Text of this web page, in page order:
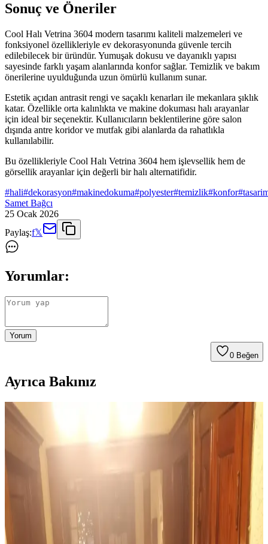
Sonuç ve Öneriler
Cool Halı Vetrina 3604 modern tasarımı kaliteli malzemeleri ve
fonksiyonel özellikleriyle ev dekorasyonunda güvenle tercih
edilebilecek bir üründür. Yumuşak dokusu ve dayanıklı yapısı
sayesinde farklı yaşam alanlarında konfor sağlar. Temizlik ve bakım
önerilerine uyulduğunda uzun ömürlü kullanım sunar.
Estetik açıdan antrasit rengi ve saçaklı kenarları ile mekanlara şıklık
katar. Özellikle orta kalınlıkta ve makine dokuması halı arayanlar
için ideal bir seçenektir. Kullanıcıların beklentilerine göre salon
dışında antre koridor ve mutfak gibi alanlarda da rahatlıkla
kullanılabilir.
Bu özellikleriyle Cool Halı Vetrina 3604 hem işlevsellik hem de
görsellik arayanlar için değerli bir halı alternatifidir.
#hali#dekorasyon#makinedokuma#polyester#temizlik#konfor#
Samet Bağcı
25 Ocak 2026
Paylaş:f𝕏
Yorumlar:
Yorum
0 Beğen
Ayrıca Bakınız
Ev Dekorasyonunda Halı Seçimi: Renk Dengesi ve
Uyum Prensipleriyle Mekan Tasarımı
Ev dekorasyonunda halı seçimi, renk dengesi ve desen uyumu ile
Sherwin Williams Cream & Sugar Duvar Rengine
Uyumlu Perde Seçimi ve Ton Çakışması Önleme
Yöntemleri